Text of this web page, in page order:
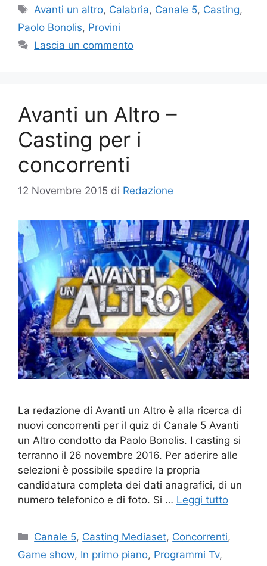
Tag
Avanti un altro, Calabria, Canale 5, Casting,
Paolo Bonolis, Provini
Lascia un commento
Avanti un Altro –
Casting per i
concorrenti
12 Novembre 2015 di Redazione
La redazione di Avanti un Altro è alla ricerca di
nuovi concorrenti per il quiz di Canale 5 Avanti
un Altro condotto da Paolo Bonolis. I casting si
terranno il 26 novembre 2016. Per aderire alle
selezioni è possibile spedire la propria
candidatura completa dei dati anagrafici, di un
numero telefonico e di foto. Si … Leggi tutto
Categorie
Canale 5, Casting Mediaset, Concorrenti,
Game show, In primo piano, Programmi Tv,